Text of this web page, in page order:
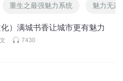
重生之最强魅力系统 魅力无边
化）满城书香让城市更有魅力
7430